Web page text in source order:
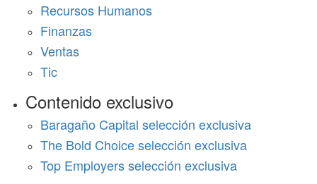
Recursos Humanos
Finanzas
Ventas
Tic
Contenido exclusivo
Baragaño Capital selección exclusiva
The Bold Choice selección exclusiva
Top Employers selección exclusiva